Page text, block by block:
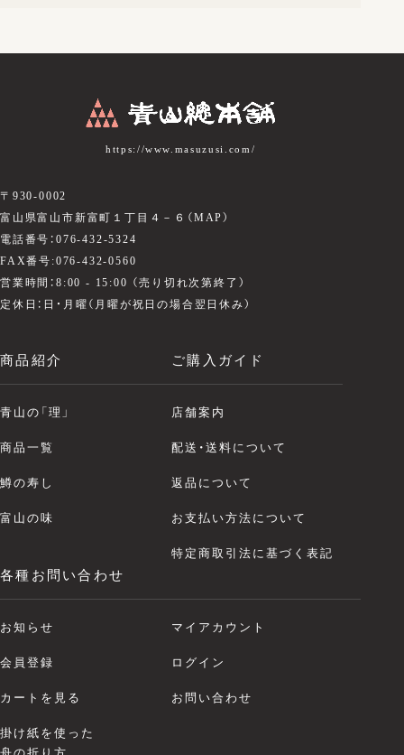
https://www.masuzusi.com/
〒930-0002
富山県富山市新富町１丁目４－６（ MAP ）
電話番号：076-432-5324
FAX番号:076-432-0560
営業時間：8:00 - 15:00 （売り切れ次第終了）
定休日：日・月曜（月曜が祝日の場合翌日休み）
商品紹介
青山の「理」
商品一覧
鱒の寿し
富山の味
ご購入ガイド
店舗案内
配送・送料について
返品について
お支払い方法について
特定商取引法に基づく表記
各種お問い合わせ
お知らせ マイアカウント
会員登録 ログイン
カートを見る お問い合わせ
掛け紙を使った